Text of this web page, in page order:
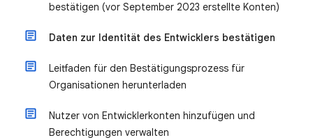
bestätigen (vor September 2023 erstellte Konten)
Daten zur Identität des Entwicklers bestätigen
Leitfaden für den Bestätigungsprozess für
Organisationen herunterladen
Nutzer von Entwicklerkonten hinzufügen und
Berechtigungen verwalten